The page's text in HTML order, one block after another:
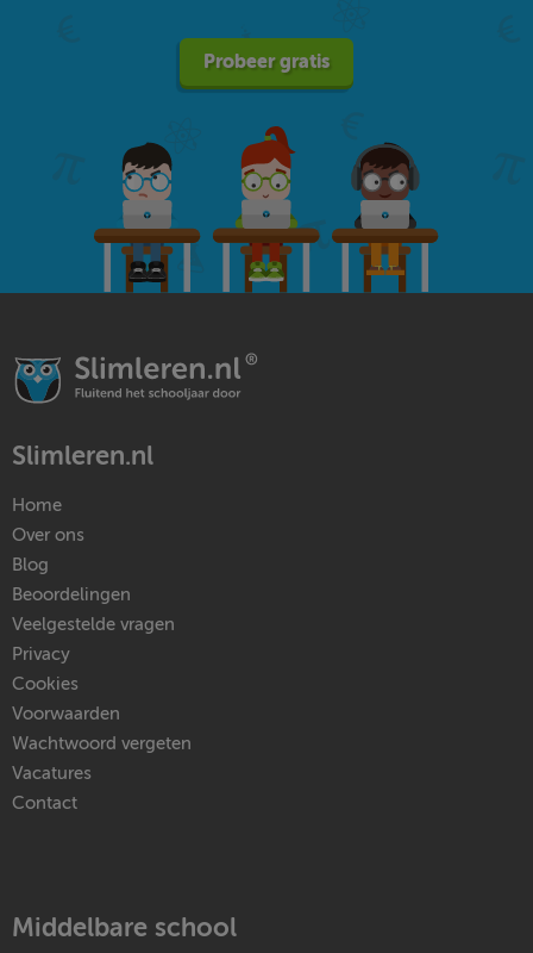
Probeer gratis
Slimleren.nl
Home
Over ons
Blog
Beoordelingen
Veelgestelde vragen
Privacy
Cookies
Voorwaarden
Wachtwoord vergeten
Vacatures
Contact
Middelbare school